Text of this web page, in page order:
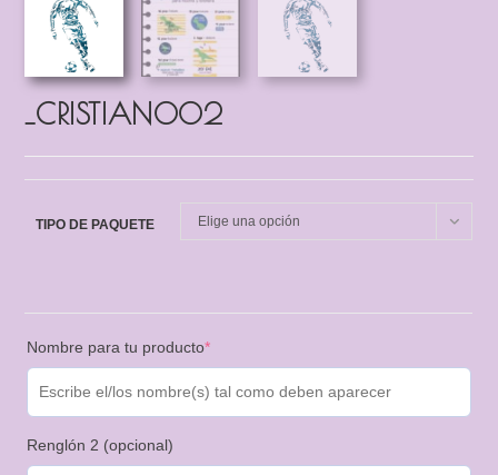
_CRISTIANO02
TIPO DE PAQUETE Elige una opción
Nombre para tu producto*
Renglón 2 (opcional)